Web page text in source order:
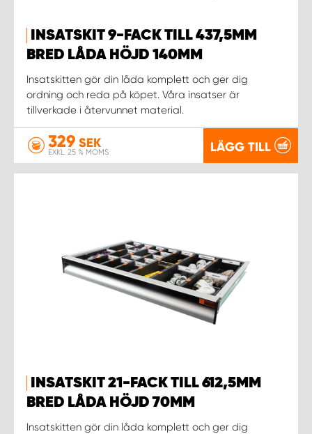
INSATSKIT 9-FACK TILL 437,5MM
BRED LÅDA HÖJD 140MM
Insatskitten gör din låda komplett och ger dig
ordning och reda på köpet. Våra insatser är
tillverkade i återvunnet material.
329 SEK
EXKL. 25 % MOMS LÄGG TILL
INSATSKIT 21-FACK TILL 612,5MM
BRED LÅDA HÖJD 70MM
Insatskitten gör din låda komplett och ger dig